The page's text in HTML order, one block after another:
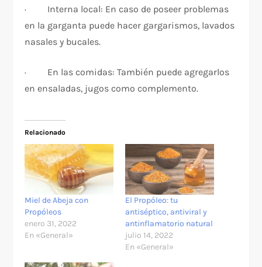
· Interna local: En caso de poseer problemas
en la garganta puede hacer gargarismos, lavados
nasales y bucales.
· En las comidas: También puede agregarlos
en ensaladas, jugos como complemento.
Relacionado
Miel de Abeja con
Propóleos
enero 31, 2022
En «General»
El Propóleo: tu
antiséptico, antiviral y
antinflamatorio natural
julio 14, 2022
En «General»